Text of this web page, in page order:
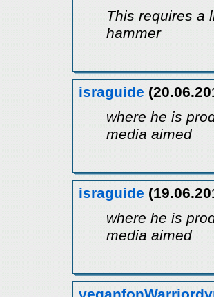
This requires a
hammer
israguide
where he is
media aimed
israguide
where he is
media aimed